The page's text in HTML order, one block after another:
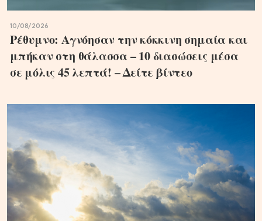
10/08/2026
Ρέθυμνο: Αγνόησαν την κόκκινη σημαία και
μπήκαν στη θάλασσα – 10 διασώσεις μέσα
σε μόλις 45 λεπτά! – Δείτε βίντεο